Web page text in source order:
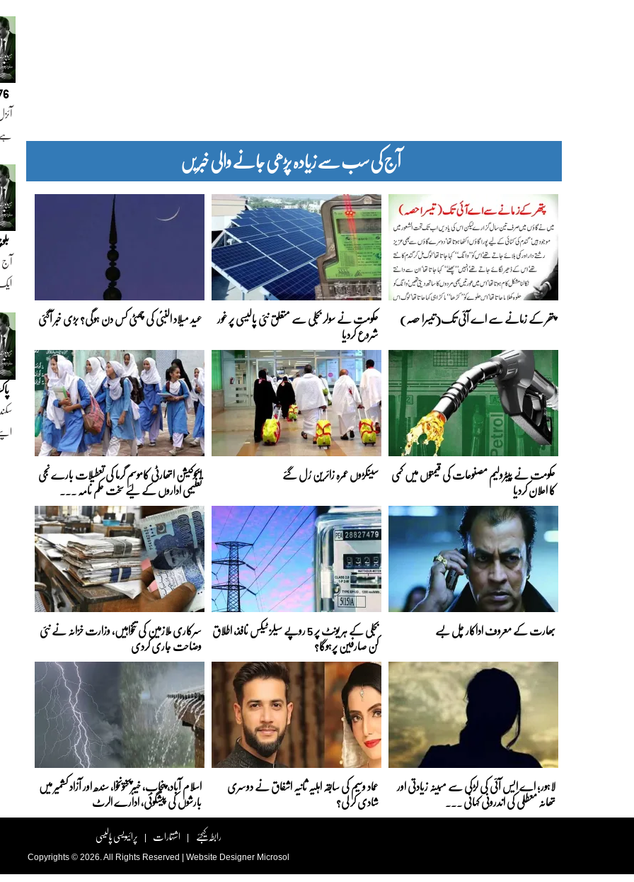
آج کی سب سے زیادہ پڑھی جانے والی خبریں
پتھر کے زمانے سے اے آئی تک(تیسرا حصہ) حکومت نے سولر بجلی سے متعلق نئی پالیسی پر غور
شروع کردیا
عید میلاد النبیؐ کی چھٹی کس دن ہوگی؟ بڑی خبر آگئی
حکومت نے پیٹرولیم مصنوعات کی قیمتوں میں کمی
کا اعلان کردیا
سینکڑوں عمرہ زائرین رُل گئے ایجوکیشن اتھارٹی کاموسمِ گرما کی تعطیلات بارے نجی
تعلیمی اداروں کے لیے سخت حکم نامہ ...
بھارت کے معروف اداکار چل بسے بجلی کے ہر یونٹ پر 5 روپے سیلز ٹیکس نافذ، اطلاق
کن صارفین پرہوگا؟
سرکاری ملازمین کی تنخواہیں، وزارت خزانہ نے نئی
وضاحت جاری کردی
لاہور؛ اے ایس آئی کی لڑکی سے مبینہ زیادتی اور
تھانہ معطلی کی اندرونی کہانی ...
عماد وسیم کی سابقہ اہلیہ ثانیہ اشفاق نے دوسری
شادی کر لی؟
اسلام آباد، پنجاب، خیبرپختونخوا، سندھ اور آزاد کشمیر میں
بارشوں کی پیشگوئی، ادارے الرٹ
رابطہ کیجئے | اشتہارات | پرائیویسی پالیسی
Copyrights © 2026. All Rights Reserved | Website Designer Microsol